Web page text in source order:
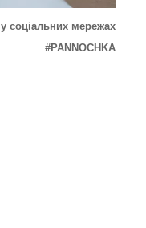
соціальних мережах
#PANNOCHKA